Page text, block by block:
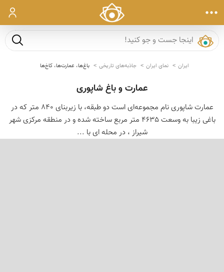
ورود
جست و
ایران نمای ایران جاذبه‌های تاریخی باغ‌ها، عمارت‌ها، کاخ‌ها
عمارت و باغ شاپوری
عمارت شاپوری نام مجموعه‌ای است دو طبقه، با زیربنای 840 متر كه در
باغی زیبا به وسعت 4635 متر مربع ساخته شده و در منطقه مركزی شهر
شیراز ، در محله ای با ...